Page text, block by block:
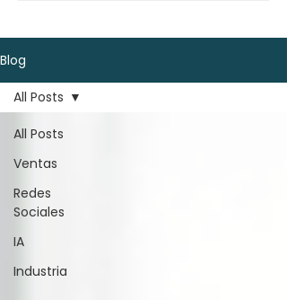
Blog
All Posts
Ventas
Redes
Sociales
IA
Industria
All Posts